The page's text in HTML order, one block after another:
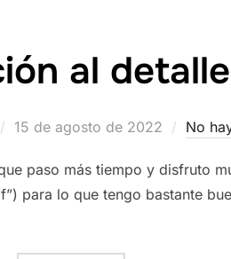
al detalle
Publicado
15 de agosto de 2022 No
paso más tiempo y disfruto
para lo que tengo bastante